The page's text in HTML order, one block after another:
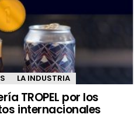
LA INDUSTRIA
TROPEL por los
internacionales